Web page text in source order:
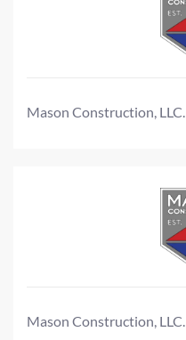
Mason Construction, LLC.
Mason Construction, LLC.